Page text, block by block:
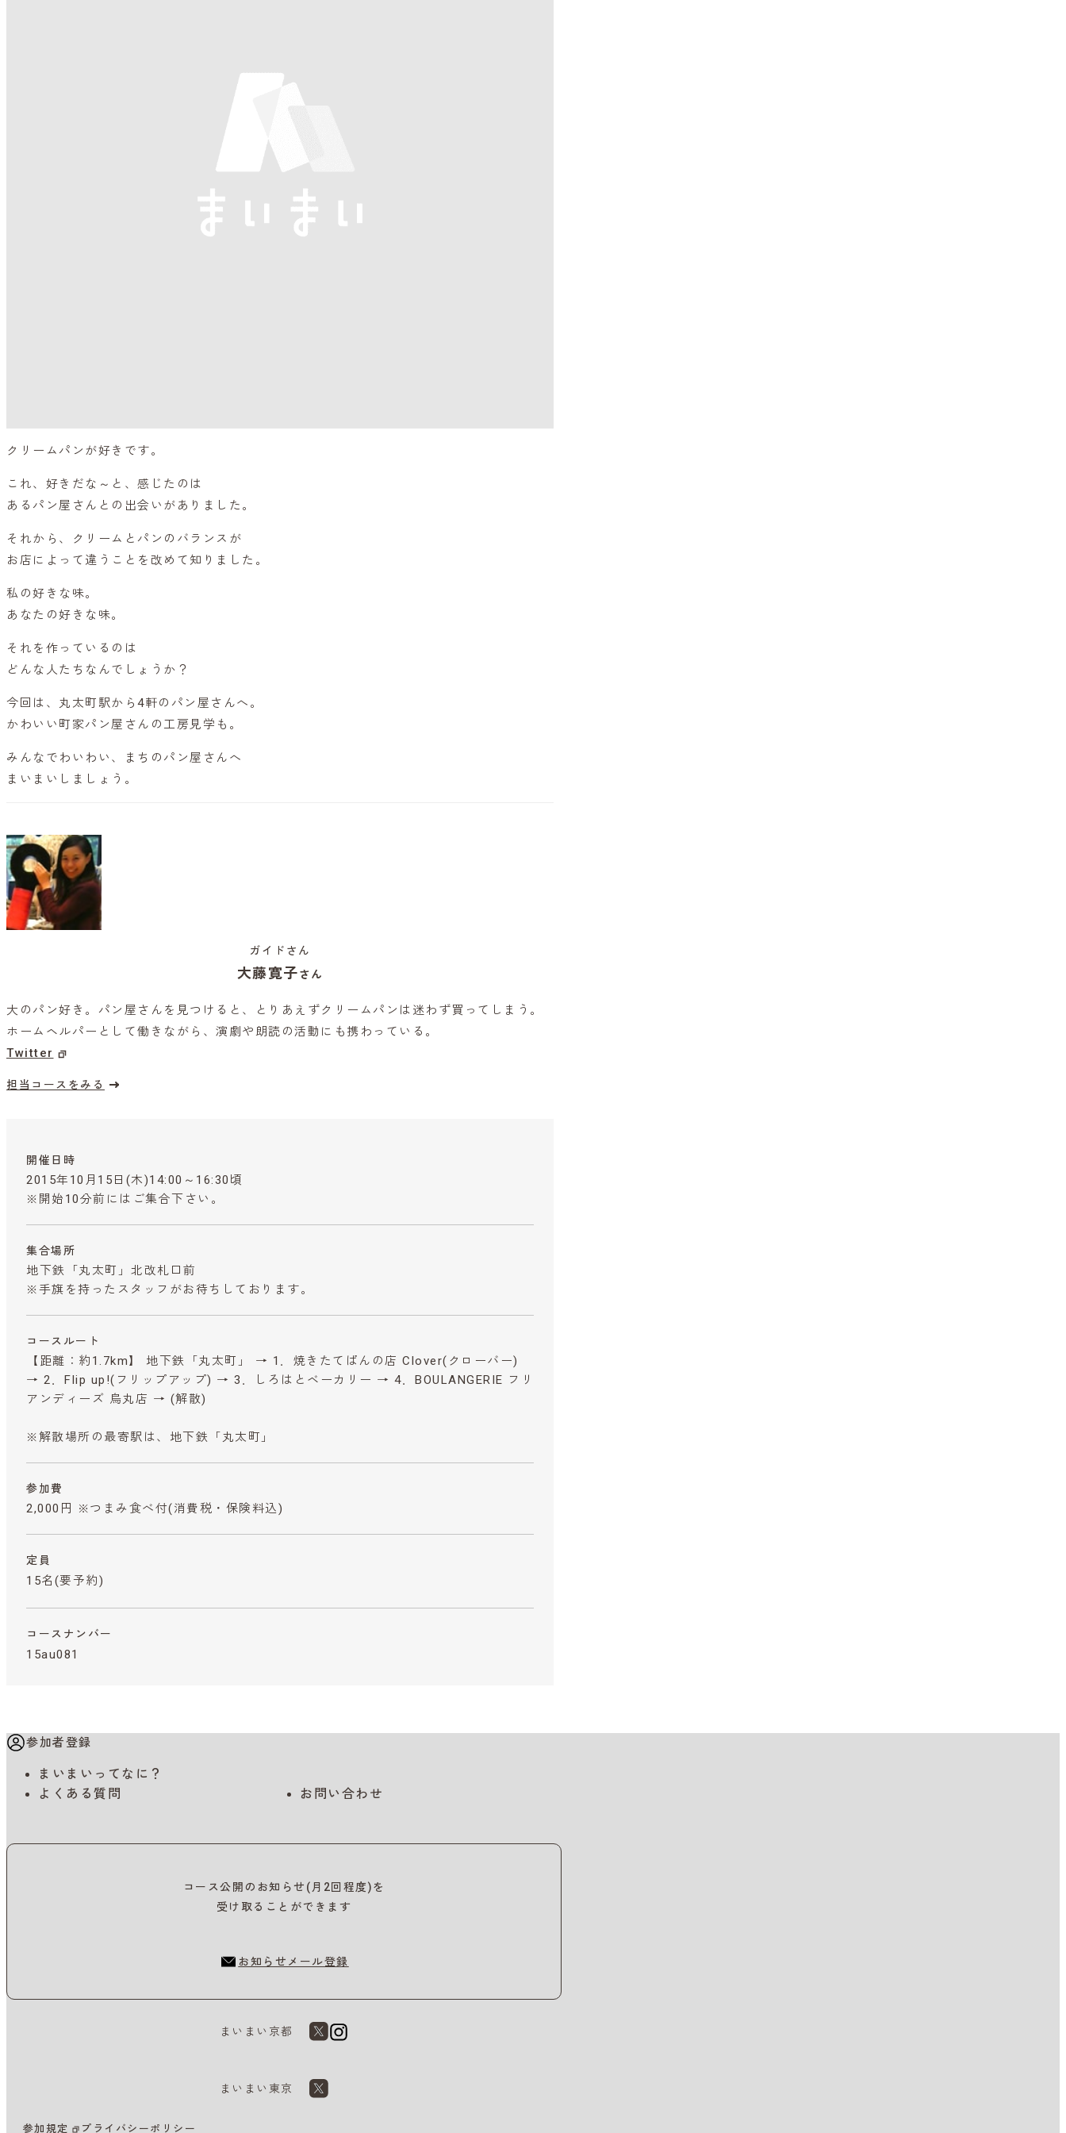
クリームパンが好きです。
これ、好きだな～と、感じたのは
あるパン屋さんとの出会いがありました。
それから、クリームとパンのバランスが
お店によって違うことを改めて知りました。
私の好きな味。
あなたの好きな味。
それを作っているのは
どんな人たちなんでしょうか？
今回は、丸太町駅から4軒のパン屋さんへ。
かわいい町家パン屋さんの工房見学も。
みんなでわいわい、まちのパン屋さんへ
まいまいしましょう。
ガイドさん
大藤寛子さん
大のパン好き。パン屋さんを見つけると、とりあえずクリームパンは迷わず買ってしまう。
ホームヘルパーとして働きながら、演劇や朗読の活動にも携わっている。
Twitter
担当コースをみる
開催日時
2015年10月15日(木)14:00～16:30頃
※開始10分前にはご集合下さい。
集合場所
地下鉄「丸太町」北改札口前
※手旗を持ったスタッフがお待ちしております。
コースルート
【距離：約1.7km】 地下鉄「丸太町」 → 1．焼きたてぱんの店 Clover(クローバー)
→ 2．Flip up!(フリップアップ) → 3．しろはとベーカリー → 4．BOULANGERIE フリ
アンディーズ 烏丸店 → (解散)
※解散場所の最寄駅は、地下鉄「丸太町」
参加費
2,000円 ※つまみ食べ付(消費税・保険料込)
定員
15名(要予約)
コースナンバー
15au081
参加者登録
まいまいってなに？
よくある質問
お問い合わせ
コース公開のお知らせ(月2回程度)を
受け取ることができます
お知らせメール登録
まいまい京都
まいまい東京
参加規定 プライバシーポリシー